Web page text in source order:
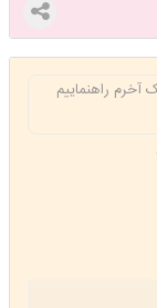
آخرم راهنماییم